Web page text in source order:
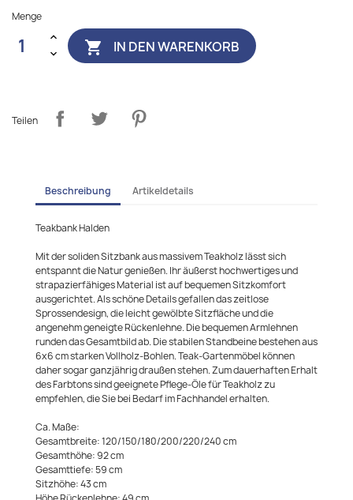
Menge
 IN DEN WARENKORB
Teilen
Beschreibung Artikeldetails
Teakbank Halden
Mit der soliden Sitzbank aus massivem Teakholz lässt sich
entspannt die Natur genießen. Ihr äußerst hochwertiges und
strapazierfähiges Material ist auf bequemen Sitzkomfort
ausgerichtet. Als schöne Details gefallen das zeitlose
Sprossendesign, die leicht gewölbte Sitzfläche und die
angenehm geneigte Rückenlehne. Die bequemen Armlehnen
runden das Gesamtbild ab. Die stabilen Standbeine bestehen aus
6x6 cm starken Vollholz-Bohlen. Teak-Gartenmöbel können
daher sogar ganzjährig draußen stehen. Zum dauerhaften Erhalt
des Farbtons sind geeignete Pflege-Öle für Teakholz zu
empfehlen, die Sie bei Bedarf im Fachhandel erhalten.
Ca. Maße:
Gesamtbreite: 120/150/180/200/220/240 cm
Gesamthöhe: 92 cm
Gesamttiefe: 59 cm
Sitzhöhe: 43 cm